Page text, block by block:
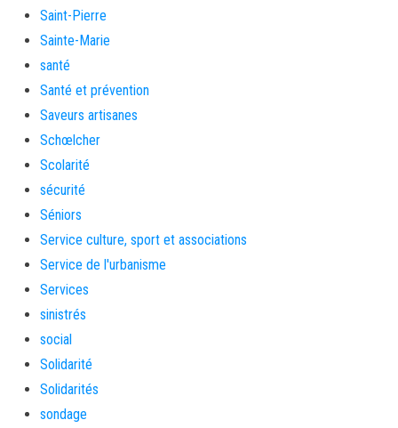
Saint-Pierre
Sainte-Marie
santé
Santé et prévention
Saveurs artisanes
Schœlcher
Scolarité
sécurité
Séniors
Service culture, sport et associations
Service de l'urbanisme
Services
sinistrés
social
Solidarité
Solidarités
sondage